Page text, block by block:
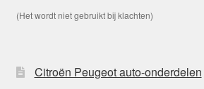
(Het wordt niet gebruikt bij klachten)
Citroën Peugeot auto-onderdelen